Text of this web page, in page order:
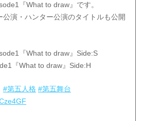
『What to draw』です。
公演・ハンター公演のタイトルも公開
『What to draw』Side:S
『What to draw』Side:H
#第五人格 #第五舞台